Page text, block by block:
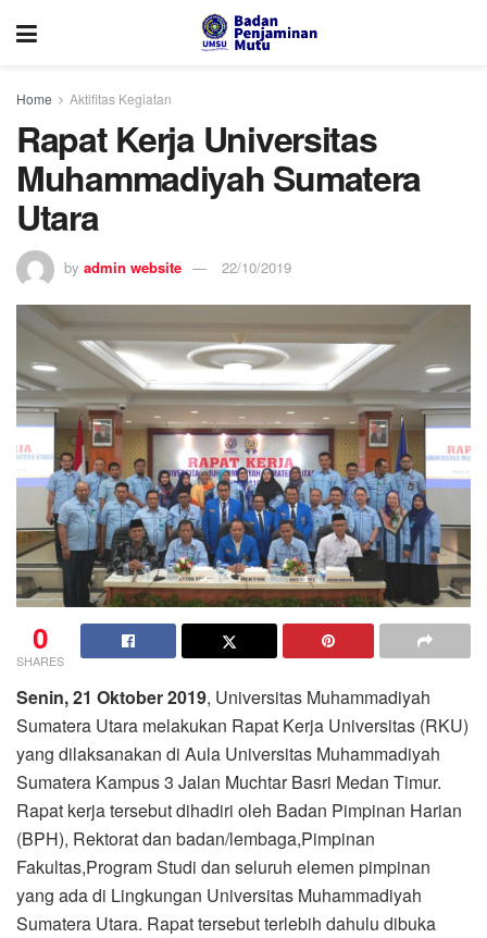
Home Aktifitas Kegiatan
Rapat Kerja Universitas
Muhammadiyah Sumatera
Utara
by admin website 22/10/2019
0
SHARES
Senin, 21 Oktober 2019, Universitas Muhammadiyah
Sumatera Utara melakukan Rapat Kerja Universitas (RKU)
yang dilaksanakan di Aula Universitas Muhammadiyah
Sumatera Kampus 3 Jalan Muchtar Basri Medan Timur.
Rapat kerja tersebut dihadiri oleh Badan Pimpinan Harian
(BPH), Rektorat dan badan/lembaga,Pimpinan
Fakultas,Program Studi dan seluruh elemen pimpinan
yang ada di Lingkungan Universitas Muhammadiyah
Sumatera Utara. Rapat tersebut terlebih dahulu dibuka